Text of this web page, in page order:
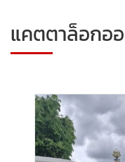
แคตตาล็อกอ